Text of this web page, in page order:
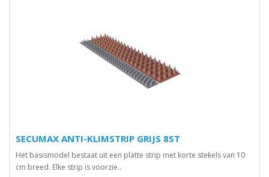
SECUMAX ANTI-KLIMSTRIP GRIJS 8ST
Het basismodel bestaat uit een platte strip met korte stekels van 10
cm breed. Elke strip is voorzie..